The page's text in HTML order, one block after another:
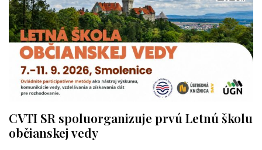
CVTI SR spoluorganizuje prvú Letnú školu
občianskej vedy